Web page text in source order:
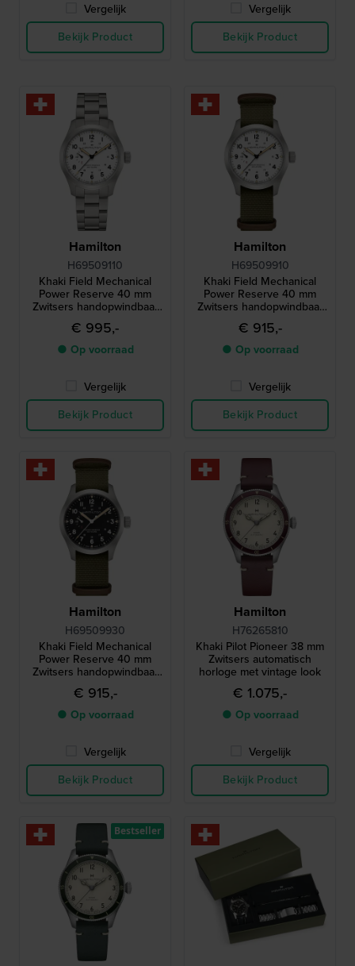
Vergelijk
Bekijk Product
Vergelijk
Bekijk Product
Hamilton
H69509110
Khaki Field Mechanical
Power Reserve 40 mm
Zwitsers handopwindbaar
horloge met gangreserve-
indicator
€ 995,-
● Op voorraad
Vergelijk
Bekijk Product
Hamilton
H69509910
Khaki Field Mechanical
Power Reserve 40 mm
Zwitsers handopwindbaar
horloge met gangreserve-
indicator
€ 915,-
● Op voorraad
Vergelijk
Bekijk Product
Hamilton
H69509930
Khaki Field Mechanical
Power Reserve 40 mm
Zwitsers handopwindbaar
horloge met gangreserve-
indicator
€ 915,-
● Op voorraad
Vergelijk
Bekijk Product
Hamilton
H76265810
Khaki Pilot Pioneer 38 mm
Zwitsers automatisch
horloge met vintage look
€ 1.075,-
● Op voorraad
Vergelijk
Bekijk Product
Bestseller